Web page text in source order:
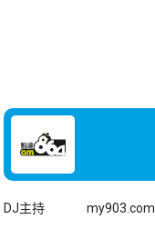
DJ主持 my903.com